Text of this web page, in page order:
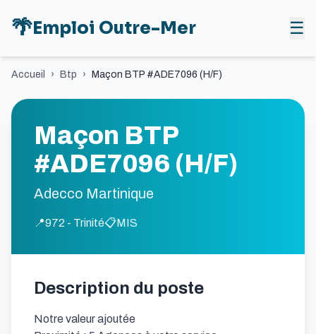
🌴Emploi Outre-Mer ☰
Accueil › Btp › Maçon BTP #ADE7096 (H/F)
Maçon BTP
#ADE7096 (H/F)
Adecco Martinique
📍972 - Trinité📋MIS
Description du poste
Notre valeur ajoutée